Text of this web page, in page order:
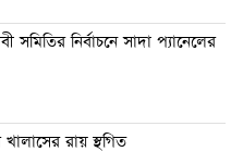
সমিতির নির্বাচনে সাদা প্যানেলের
খালাসের রায় স্থগিত